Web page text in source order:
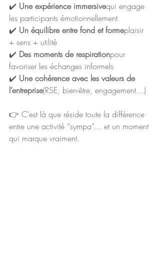
✔️ Une expérience immersivequi engage
les participants émotionnellement
✔️ Un équilibre entre fond et formeplaisir
+ sens + utilité
✔️ Des moments de respirationpour
favoriser les échanges informels
✔️ Une cohérence avec les valeurs de
l’entreprise(RSE, bien-être, engagement…)
👉 C’est là que réside toute la différence
entre une activité “sympa”… et un moment
qui marque vraiment.